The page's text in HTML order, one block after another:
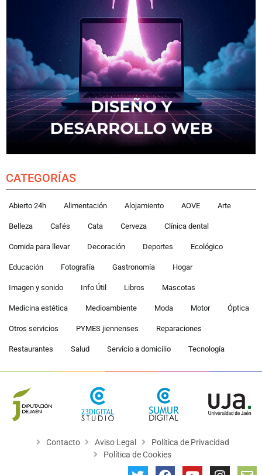
CATEGORÍAS
Abierto 24h Alimentación Alojamiento AOVE Arte
Belleza Cafés Cata Cerveza Clínica dental
Comida para llevar Decoración Deportes Ecológico
Educación Fotografía Gastronomía Hogar
Imagen y sonido Info Útil Libros Mascotas
Medicina estética Medioambiente Moda Motor Óptica
Otros servicios PYMES jiennenses Reparaciones
Restaurantes Salud Servicio a domicilio Tecnología
Contacto Aviso Legal
Política de Privacidad
Política de Cookies